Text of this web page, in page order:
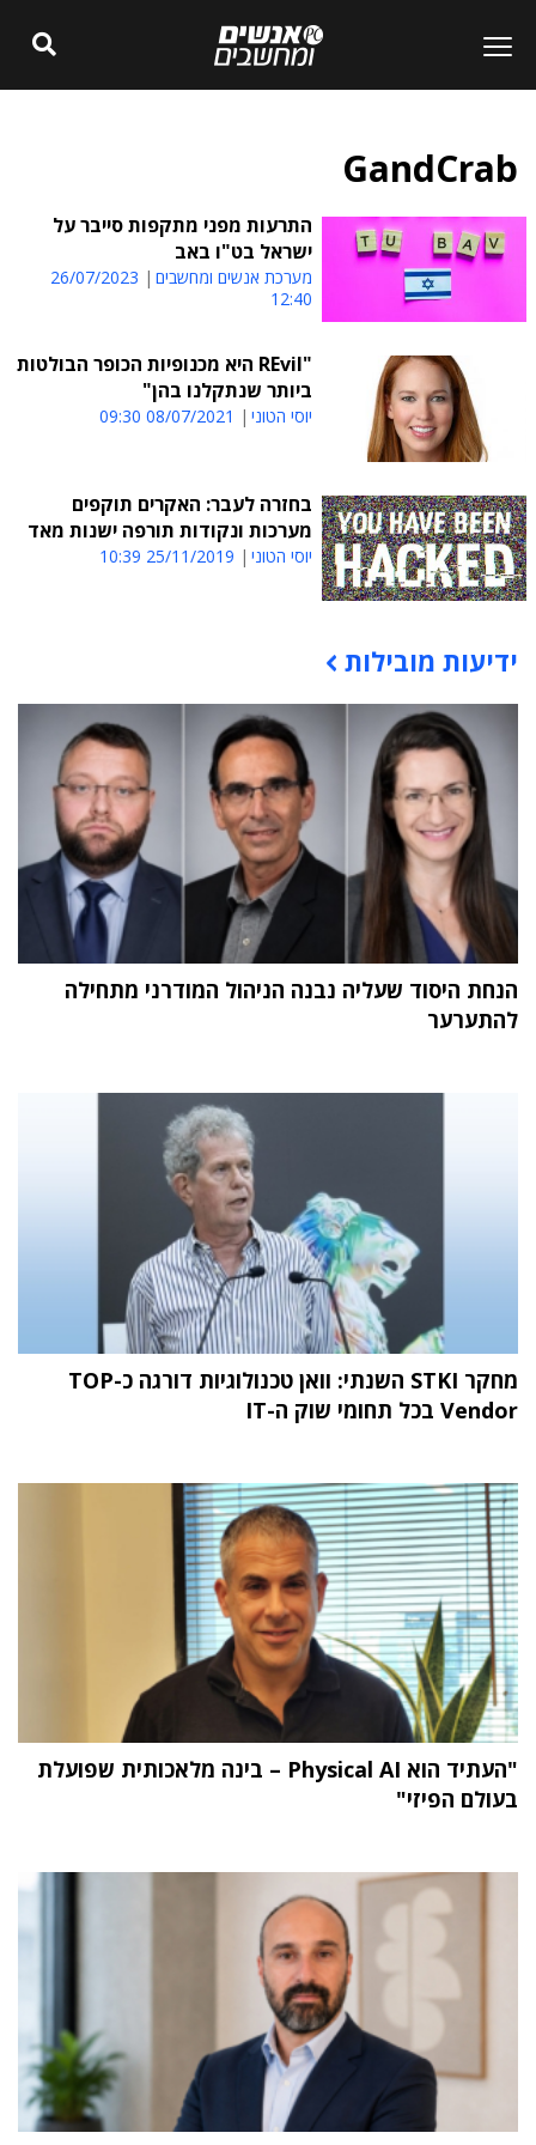
GandCrab
התרעות מפני מתקפות סייבר על
ישראל בט"ו באב
מערכת אנשים ומחשבים
26/07/2023
12:40
"REvil היא מכנופיות הכופר הבולטות
ביותר שנתקלנו בהן"
יוסי הטוני 08/07/2021 09:30
בחזרה לעבר: האקרים תוקפים
מערכות ונקודות תורפה ישנות מאד
יוסי הטוני 25/11/2019 10:39
תוכן פרסומי
ידיעות מובילות
הנחת היסוד שעליה נבנה הניהול המודרני מתחילה
להתערער
מחקר STKI השנתי: וואן טכנולוגיות דורגה כ-TOP
Vendor בכל תחומי שוק ה-IT
"העתיד הוא Physical AI – בינה מלאכותית שפועלת
בעולם הפיזי"